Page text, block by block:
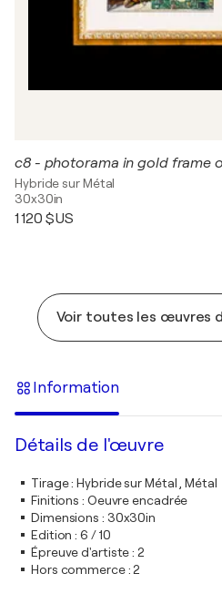
c8 - photorama in gold frame
Hybride sur Métal
30x30in
1 120 $US
Voir toutes les œuvres
Information
Détails de l'œuvre
Tirage:Hybride sur Métal , Métal
Finitions : Oeuvre encadrée
Dimensions : 30x30in
Edition :6 / 10
Épreuve d'artiste: 2
Hors commerce: 2